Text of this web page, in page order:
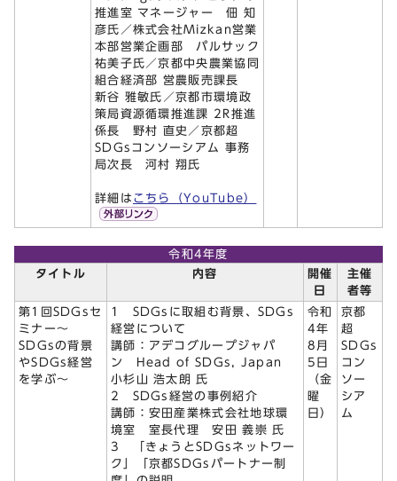
推進室 マネージャー 佃 知
彦氏／株式会社Mizkan営業
本部営業企画部 パルサック
祐美子氏／京都中央農業協同
組合経済部 営農販売課長
新谷 雅敏氏／京都市環境政
策局資源循環推進課 2R推進
係長 野村 直史／京都超
SDGsコンソーシアム 事務
局次長 河村 翔氏
詳細は こちら（YouTube）
令和4年度
タイトル
内容
開催
日
主催
者等
第1回SDGsセ
ミナー～
SDGsの背景
やSDGs経営
を学ぶ～
1 SDGsに取組む背景、SDGs
経営について
講師：アデコグループジャパ
ン Head of SDGs, Japan
小杉山 浩太朗 氏
2 SDGs経営の事例紹介
講師：安田産業株式会社地球環
境室 室長代理 安田 義崇 氏
3 「きょうとSDGsネットワー
ク」「京都SDGsパートナー制
令和
4年
8月
5日
（金
曜
日）
京都
超
SDGs
コン
ソー
シア
ム